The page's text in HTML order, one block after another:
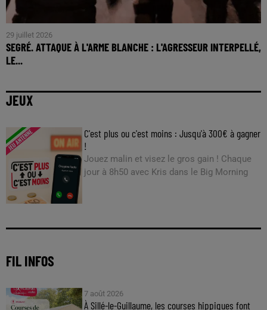
29 juillet 2026
SEGRÉ. ATTAQUE À L'ARME BLANCHE : L'AGRESSEUR INTERPELLÉ,
LE...
JEUX
C'est plus ou c'est moins : Jusqu'à 300€ à gagner
!
Jouez malin et visez le gros gain ! Chaque
jour à 8h50 avec Kris dans le Big Morning
FIL INFOS
7 août 2026
À Sillé-le-Guillaume, les courses hippiques font